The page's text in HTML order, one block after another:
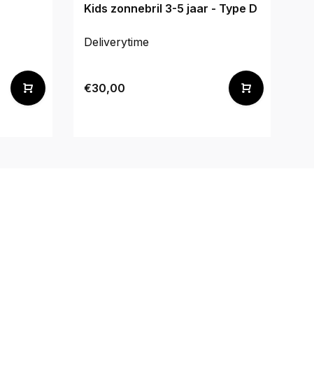
Kids zonnebril 3-5 jaar - Type D
Deliverytime
€30,00